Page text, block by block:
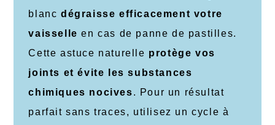
blancdégraisse efficacement votre
vaisselle en cas de panne de pastilles.
Cette astuce naturelle protège vos
joints et évite les substances
chimiques nocives. Pour un résultat
parfait sans traces, utilisez un cycle à